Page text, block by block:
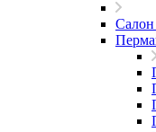
Салон